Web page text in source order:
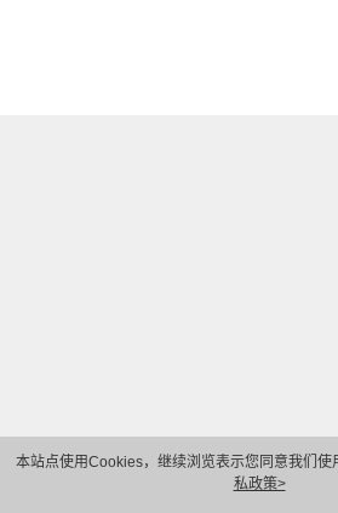
本站点使用Cookies，继续浏览表示您同意我们使
私政策>